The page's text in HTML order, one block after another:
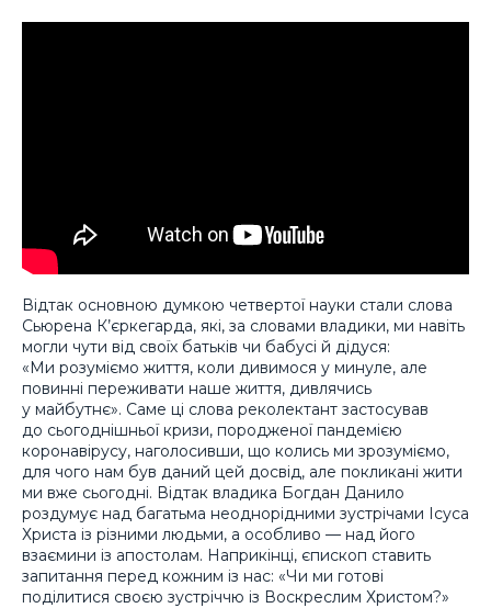
Відтак основною думкою четвертої науки стали слова
Сьюрена К’єркегарда, які, за словами владики, ми навіть
могли чути від своїх батьків чи бабусі й дідуся:
«Ми розуміємо життя, коли дивимося у минуле, але
повинні переживати наше життя, дивлячись
у майбутнє». Саме ці слова реколектант застосував
до сьогоднішньої кризи, породженої пандемією
коронавірусу, наголосивши, що колись ми зрозуміємо,
для чого нам був даний цей досвід, але покликані жити
ми вже сьогодні. Відтак владика Богдан Данило
роздумує над багатьма неоднорідними зустрічами Ісуса
Христа із різними людьми, а особливо — над його
взаємини із апостолам. Наприкінці, єпископ ставить
запитання перед кожним із нас: «Чи ми готові
поділитися своєю зустріччю із Воскреслим Христом?»